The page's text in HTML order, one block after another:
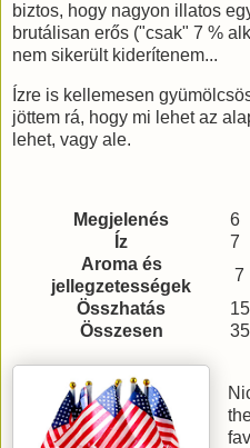
biztos, hogy nagyon illatos
brutálisan erős ("csak" 7 %
nem sikerült kiderítenem...
Ízre is kellemesen
jöttem rá, hogy mi lehet az
lehet, vagy ale.
Megjelenés
6
Íz
7
Aroma és
jellegzetességek
7
Összhatás
15
Összesen
35